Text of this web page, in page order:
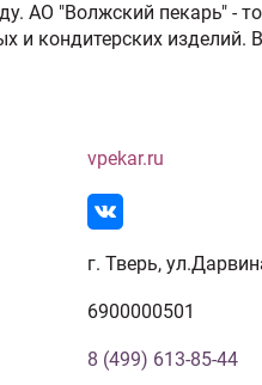
АО "Волжский пекарь" -
и кондитерских
vpekar.ru
г. Тверь,
6900000501
8 (499) 613-85-44